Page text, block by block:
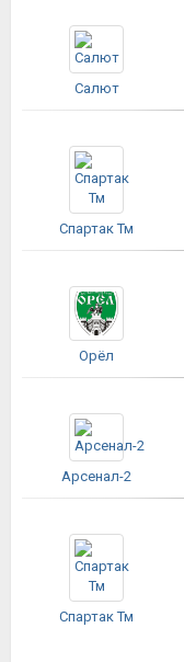
Салют
Спартак Тм
Орёл
Арсенал-2
Спартак Тм